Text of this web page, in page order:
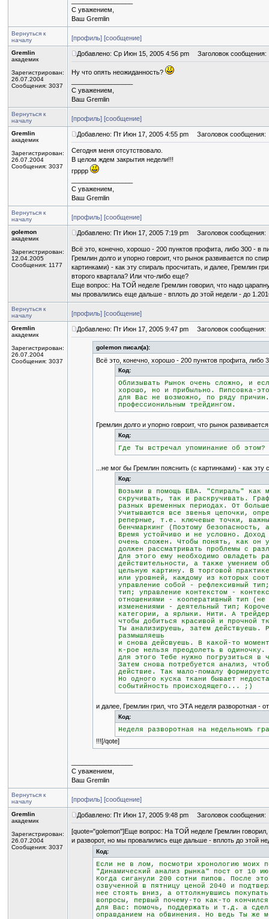
С уважением,
Ваш Gremlin
Вернуться к
началу
[профиль] [сообщение]
Gremlin
академик
Зарегистрирован:
26.07.2004
Сообщения: 3037
Добавлено: Ср Июн 15, 2005 4:56 pm Заголовок сообщения:
Ну что опять неожиданность?
С уважением,
Ваш Gremlin
Вернуться к
началу
[профиль] [сообщение]
Gremlin
академик
Зарегистрирован:
26.07.2004
Сообщения: 3037
Добавлено: Пт Июн 17, 2005 4:55 pm Заголовок сообщения:
Сегодня меня отсутствовало.
В целом ждем закрытия недели!!!
грррр
С уважением,
Ваш Gremlin
Вернуться к
началу
[профиль] [сообщение]
golemon
академик
Зарегистрирован:
12.04.2005
Сообщения: 1177
Добавлено: Пт Июн 17, 2005 7:19 pm Заголовок сообщения:
Всё это, конечно, хорошо - 200 пунктов профита, либо 300 - в
Гремлин долго и упорно говроит, что рынок развивается по
картинками) - как эту спираль просчитать, и далее, Гремлин
второго квартала? Или что-либо еще?
Еще вопрос: На ТОЙ неделе Гремлин говорил, что надо
мы провалились еще дальше - вплоть до этой недели - до
Вернуться к
началу
[профиль] [сообщение]
Gremlin
академик
Зарегистрирован:
26.07.2004
Сообщения: 3037
Добавлено: Пт Июн 17, 2005 9:47 pm Заголовок сообщения:
golemon писал(а):
Всё это, конечно, хорошо - 200 пунктов профита, либо
Код:
Облизывать Рынок очень сложно, и
хорошо, но и прибыльно. Пипсовка-
для Вас не возможно, по ряду
профессионильным трейдингом.
Гремлин долго и упорно говроит, что рынок
Код:
Где Ты встречал упоминание об этом?
...не мог бы Гремлин пояснить (с картинками) - как эту
Код:
Возьми в помощь ЕВА. "Спираль" как
скручивать, так и раскручивать.
разных временных периодах. От
Учитываются все звенья цепочки,
реперные, т.е. ключевые точки,
бенчмаркинг (Поэтому
Время устойчиво и не условно.
очень сложен. Чтобы понять, как он
должен рассматривать проблемы с
Для этого ему необходимо овладеть
действительности, а также умением
цельную картину. В торговой
или уровней, каждому из которых
управление собой - рефлексивный
тип; управление контекстом -
отношениями - кооперативный тип
изменениями - деятельный тип;
категории, а ярлыки. Нити. А
чтобы добиться красивой и прочной
Ты анализируешь, затем действуешь.
размышляешь
и снова дейсвуешь. В какой-то
к-рое нельзя преодолеть в
для этого Тебе нужно погрузиться в
Затем снова потребуется анализ,
действие. Так мало-помалу
Но одного куска ткани бывает
событийность происходящего... ;)
и далее, Гремлин грил, что ЭТА неделя разворотная -
Код:
Неделя разворотная на недельномъ
!!![/qote]
С уважением,
Ваш Gremlin
Вернуться к
началу
[профиль] [сообщение]
Gremlin
академик
Зарегистрирован:
26.07.2004
Сообщения: 3037
Добавлено: Пт Июн 17, 2005 9:48 pm Заголовок сообщения:
[quote="golemon"]Еще вопрос: На ТОЙ неделе Гремлин
и разворот, но мы провалились еще дальше - вплоть до этой
Код:
Если не в лом, посмотри хронологию моих
"Динамический анализ рынка" пост от 10
Когда сиганули 200 сотни пипов. После
озвученной в пятницу ценой 2040 и
нее стоять вниз, а оттолкнувшись
вопросы, первый почему-то как-то
для Вас: помочь, поддержать и т.д. а
оправданием на обвинения. Но ведь Ты же